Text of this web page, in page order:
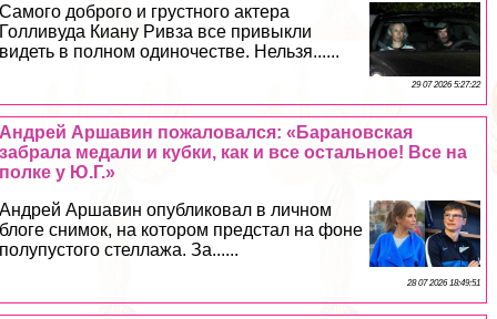
Самого доброго и грустного актера
Голливуда Киану Ривза все привыкли
видеть в полном одиночестве. Нельзя......
29 07 2026 5:27:22
Андрей Аршавин пожаловался: «Барановская
забрала медали и кубки, как и все остальное! Все на
полке у Ю.Г.»
Андрей Аршавин опубликовал в личном
блоге снимок, на котором предстал на фоне
полупустого стеллажа. За......
28 07 2026 18:49:51